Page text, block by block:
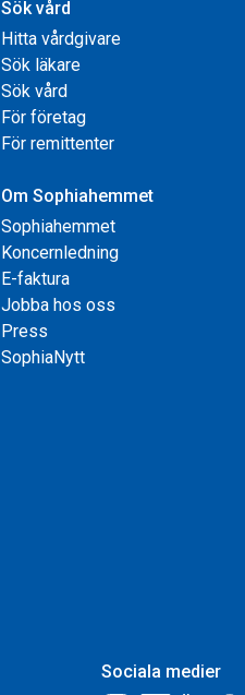
Sök vård
Hitta vårdgivare
Sök läkare
Sök vård
För företag
För remittenter
Om Sophiahemmet
Sophiahemmet
Koncernledning
E-faktura
Jobba hos oss
Press
SophiaNytt
Sociala medier